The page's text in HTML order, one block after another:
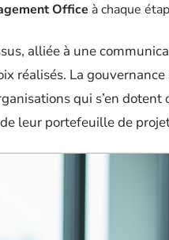
Office à chaque
alliée à une
réalisés. La
qui s’en
leur portefeuille de